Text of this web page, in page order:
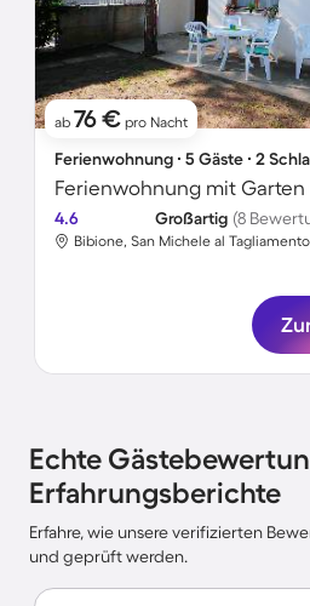
ab 76 € pro Nacht
Ferienwohnung ∙ 5 Gäste ∙ 2
Ferienwohnung mit
4.6 Großartig (8
Bibione, San Michele al
Echte
Erfahrungsberichte
Erfahre, wie unsere verifizierten
und geprüft werden.